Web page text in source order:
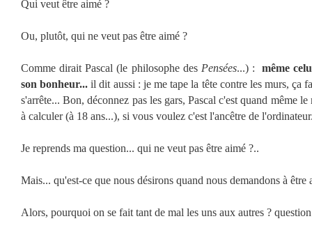
Qui veut être aimé ?
Ou, plutôt, qui ne veut pas être aimé ?
Comme dirait Pascal (le philosophe des Pensées...) :même
son bonheur... il dit aussi : je me tape la tête contre les murs, ça
s'arrête... Bon, déconnez pas les gars, Pascal c'est quand même
à calculer (à 18 ans...), si vous voulez c'est l'ancêtre de
Je reprends ma question... qui ne veut pas être aimé ?..
Mais... qu'est-ce que nous désirons quand nous demandons à être
Alors, pourquoi on se fait tant de mal les uns aux autres ?